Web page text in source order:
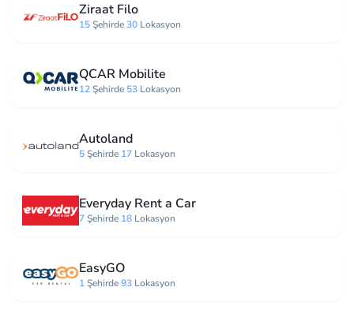
Ziraat Filo
15Şehirde30 Lokasyon
QCAR Mobilite
12Şehirde 53 Lokasyon
Autoland
5Şehirde 17 Lokasyon
Everyday Rent a Car
7Şehirde 18 Lokasyon
EasyGO
1Şehirde93 Lokasyon